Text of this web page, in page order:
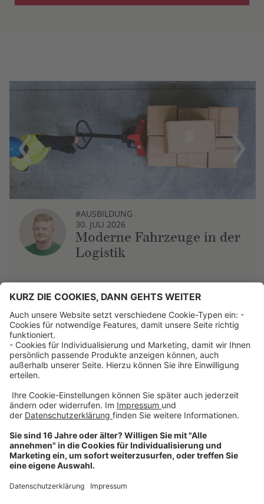
Previous
#AUSBILDUNG
30. JULI 2026
Moderne Fahrzeuge in der
Logistik
Next
Über uns
Dehner Unternehmen
Jobs bei Dehner